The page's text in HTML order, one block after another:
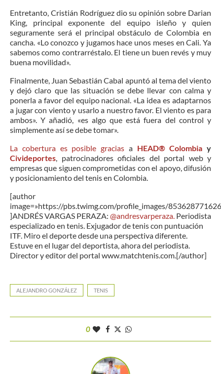
Entretanto, Cristián Rodríguez dio su opinión sobre Darian
King, principal exponente del equipo isleño y quien
seguramente será el principal obstáculo de Colombia en
cancha. «Lo conozco y jugamos hace unos meses en Cali. Ya
sabemos como contrarréstalo. El tiene un buen revés y muy
buena movilidad».
Finalmente, Juan Sebastián Cabal apuntó al tema del viento
y dejó claro que las situación se debe llevar con calma y
ponerla a favor del equipo nacional. «La idea es adaptarnos
a jugar con viento y usarlo a nuestro favor. El viento es para
ambos». Y añadió, «es algo que está fuera del control y
simplemente así se debe tomar».
La cobertura es posible gracias a HEAD®Colombia y
Civideportes, patrocinadores oficiales del portal web y
empresas que siguen comprometidas con el apoyo, difusión
y posicionamiento del tenis en Colombia.
[author
image=»https://pbs.twimg.com/profile_images/
]ANDRÉS VARGAS PERAZA: @andresvarperaza. Periodista
especializado en tenis. Exjugador de tenis con puntuación
ITF. Miro el deporte desde una perspectiva diferente.
Estuve en el lugar del deportista, ahora del periodista.
Director y editor del portal www.matchtenis.com.[/author]
ALEJANDRO GONZÁLEZ TENIS
0